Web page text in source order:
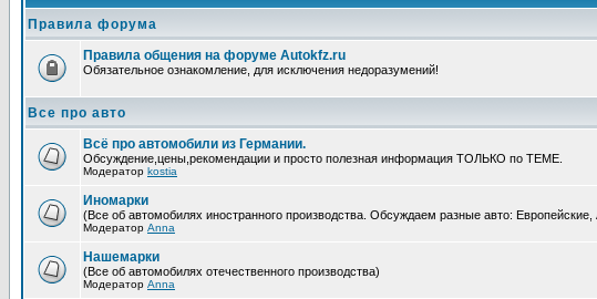
Правила форума
Правила общения на форуме Autokfz.ru
Обязательное ознакомление, для исключения недоразумений!
Все про авто
Всё про автомобили из Германии.
Обсуждение,цены,рекомендации и просто полезная информация ТОЛЬКО по ТЕМЕ.
Модератор kostia
Иномарки
(Все об автомобилях иностранного производства. Обсуждаем разные авто: Европейские,
Модератор Anna
Нашемарки
(Все об автомобилях отечественного производства)
Модератор Anna